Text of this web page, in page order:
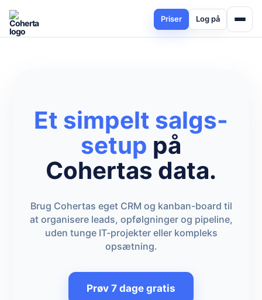
Priser Log på
Et simpelt salgs-
setup på
Cohertas data.
Brug Cohertas eget CRM og kanban-board til
at organisere leads, opfølgninger og pipeline,
uden tunge IT-projekter eller kompleks
opsætning.
Prøv 7 dage gratis